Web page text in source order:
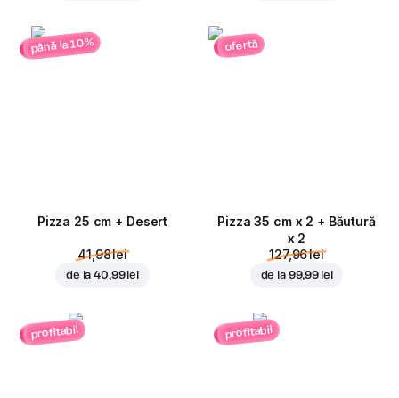
până la 10%
Pizza 25 cm + Desert
41,98 lei
de la40,99 lei
ofertă
Pizza 35 cm x 2 + Băutură
x 2
127,96 lei
de la 99,99 lei
profitabil profitabil